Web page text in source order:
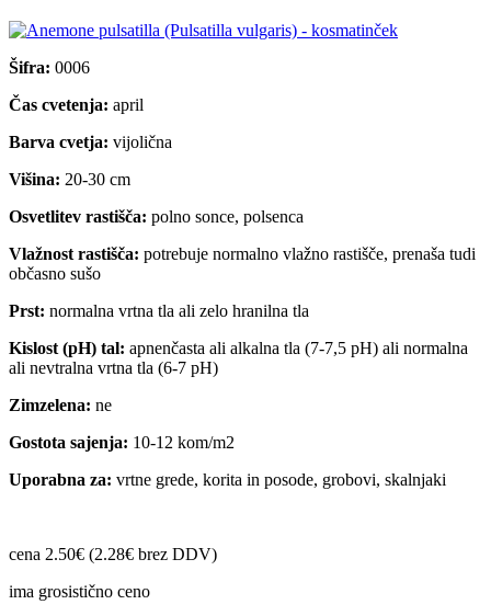
Šifra: 0006
Čas cvetenja: april
Barva cvetja: vijolična
Višina: 20-30 cm
Osvetlitev rastišča: polno sonce, polsenca
Vlažnost rastišča: potrebuje normalno vlažno rastišče, prenaša tudi
občasno sušo
Prst: normalna vrtna tla ali zelo hranilna tla
Kislost (pH) tal: apnenčasta ali alkalna tla (7-7,5 pH) ali normalna
ali nevtralna vrtna tla (6-7 pH)
Zimzelena: ne
Gostota sajenja: 10-12 kom/m2
Uporabna za: vrtne grede, korita in posode, grobovi, skalnjaki
cena 2.50€ (2.28€ brez DDV)
ima grosistično ceno